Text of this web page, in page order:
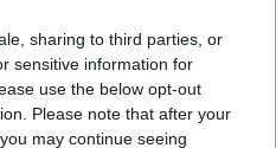
sharing to third parties, or
sensitive information for
use the below opt-out
Please note that after your
may continue seeing
με οποιοδήποτε
ή χρειάζεστε βοήθεια σε
μας, παρακαλούμε
τις εργάσιμες ώρες και θα